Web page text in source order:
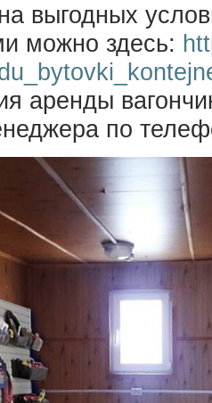
выгодных
можно здесь:
аренды
по